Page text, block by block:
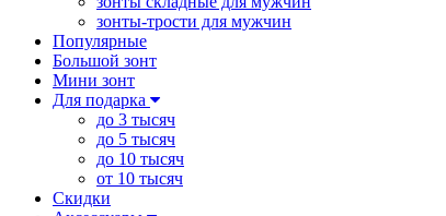
зонты-трости для мужчин
Популярные
Большой зонт
Мини зонт
Для подарка
до 3 тысяч
до 5 тысяч
до 10 тысяч
от 10 тысяч
Скидки